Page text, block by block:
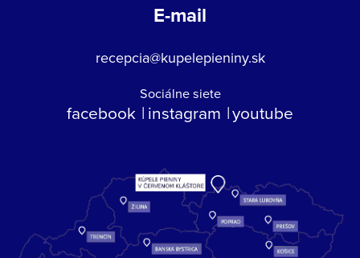
E-mail
recepcia@kupelepieniny.sk
Sociálne siete
facebook instagram youtube